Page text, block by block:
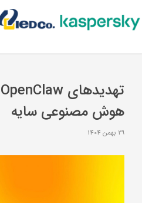
هوش مصنوعی سایه
29 بهمن 1404